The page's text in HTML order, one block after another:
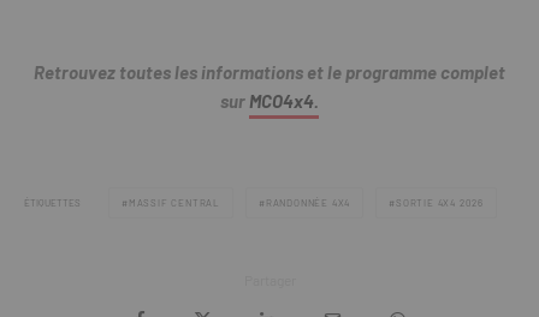
Retrouvez toutes les informations et le programme complet
sur MCO4x4.
ÉTIQUETTES MASSIF CENTRAL RANDONNÉE 4X4 SORTIE 4X4 2026